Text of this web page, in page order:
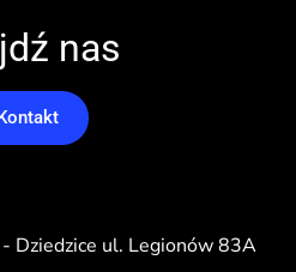
nas
Dziedzice ul. Legionów 83A